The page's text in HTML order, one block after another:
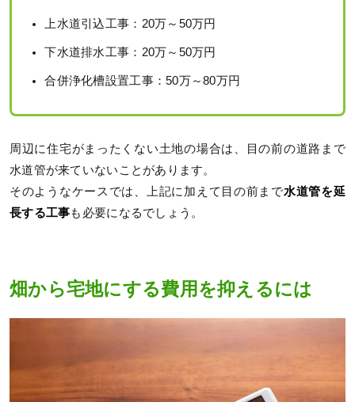
上水道引込工事：20万～50万円
下水道排水工事：20万～50万円
合併浄化槽設置工事：50万～80万円
周辺に住宅がまったくない土地の場合は、目の前の道路まで
水道管が来ていないことがあります。
そのようなケースでは、上記に加えて目の前まで水道管を延
長する工事も必要になるでしょう。
畑から宅地にする費用を抑えるには